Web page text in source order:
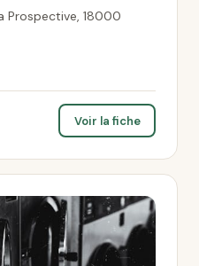
Prospective, 18000
Voir la fiche